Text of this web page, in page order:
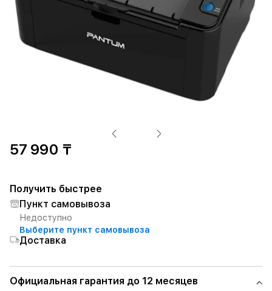
57 990 ₸
Получить быстрее
Пункт самовывоза
Недоступно
Выберите пункт самовывоза
Доставка
Официальная гарантия до 12 месяцев